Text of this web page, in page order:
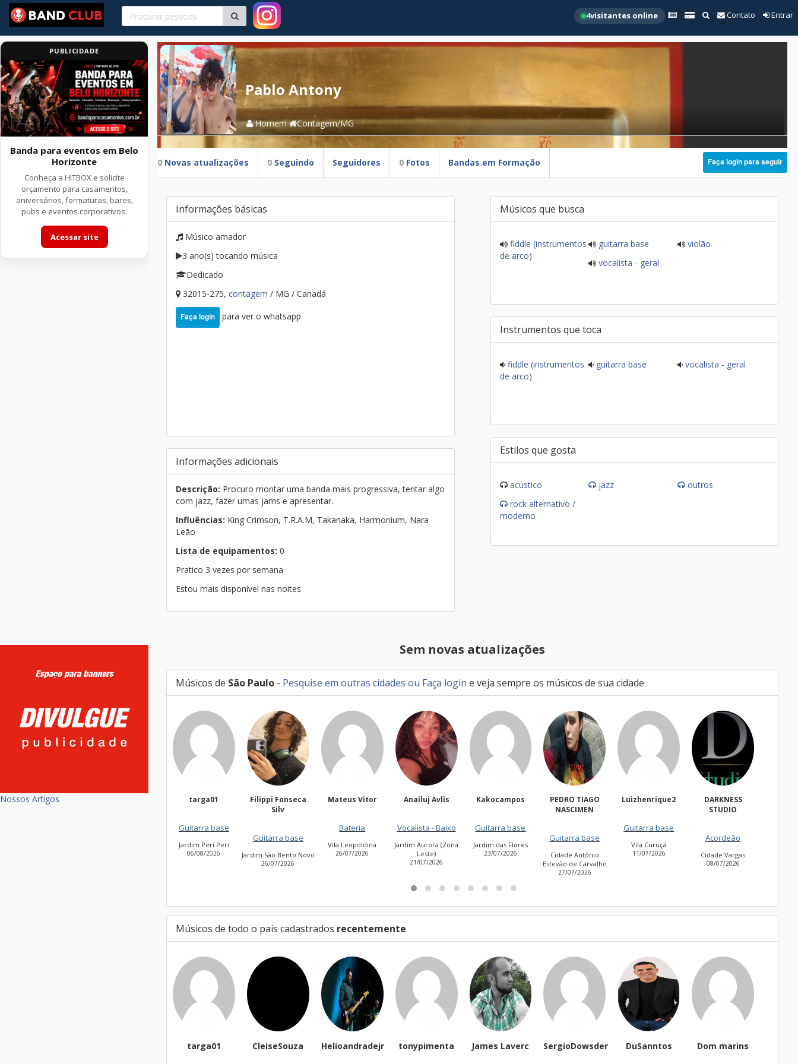
4visitantes online Contato Entrar
PUBLICIDADE
Banda para eventos em Belo
Horizonte
Conheça a HITBOX e solicite
orçamento para casamentos,
aniversários, formaturas, bares,
pubs e eventos corporativos.
Acessar site
Nossos Artigos
Pablo Antony
Homem Contagem/MG
0 Novas atualizações 0 Seguindo Seguidores 0 Fotos Bandas em Formação Faça login para seguir
Informações básicas
Músico amador
3 ano(s) tocando música
Dedicado
32015-275, contagem / MG / Canadá
Faça login para ver o whatsapp
Informações adicionais
Descrição: Procuro montar uma banda mais progressiva, tentar algo
com jazz, fazer umas jams e apresentar.
Influências: King Crimson, T.R.A.M, Takanaka, Harmonium, Nara
Leão
Lista de equipamentos: 0
Pratico 3 vezes por semana
Estou mais disponível nas noites
Músicos que busca
fiddle (instrumentos
de arco)
guitarra base
violão
vocalista - geral
Instrumentos que toca
fiddle (instrumentos
de arco)
guitarra base vocalista - geral
Estilos que gosta
acústico jazz
outros
rock alternativo /
moderno
Sem novas atualizações
Músicos de São Paulo - Pesquise em outras cidades ou Faça login e veja sempre os músicos de sua cidade
targa01
Guitarra base
Jardim Peri Peri
06/08/2026
Filippi Fonseca
Silv
Guitarra base
Jardim São Bento Novo
26/07/2026
Mateus Vitor
Bateria
Vila Leopoldina
26/07/2026
Anailuj Avlis
Vocalista - Baixo
Jardim Aurora (Zona
Leste)
21/07/2026
Kakocampos
Guitarra base
Jardim das Flores
23/07/2026
PEDRO TIAGO
NASCIMEN
Guitarra base
Cidade Antônio
Estevão de Carvalho
27/07/2026
Luizhenrique2
Guitarra base
Vila Curuçá
11/07/2026
DARKNESS
STUDIO
Acordeão
Cidade Vargas
08/07/2026
Músicos de todo o país cadastrados recentemente
targa01 CleiseSouza Helioandradejr tonypimenta James Laverc SergioDowsder DuSanntos Dom marins